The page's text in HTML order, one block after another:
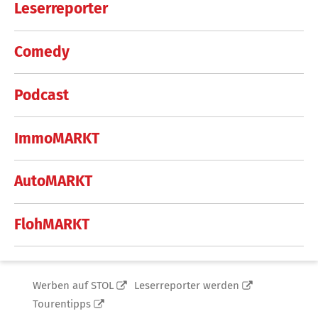
Leserreporter
Comedy
Podcast
ImmoMARKT
AutoMARKT
FlohMARKT
Werben auf STOL
Leserreporter werden
Tourentipps